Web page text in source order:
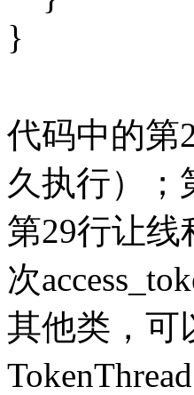
}
代码中的第
久执行）；
第29行让线
次
其他类，可